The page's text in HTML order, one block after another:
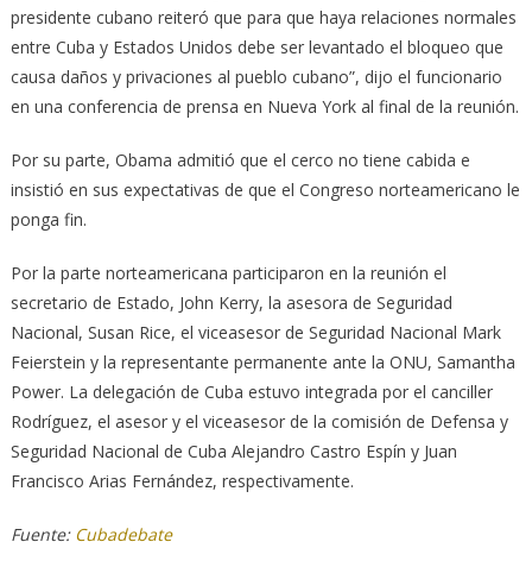
presidente cubano reiteró que para que haya relaciones normales
entre Cuba y Estados Unidos debe ser levantado el bloqueo que
causa daños y privaciones al pueblo cubano”, dijo el funcionario
en una conferencia de prensa en Nueva York al final de la reunión.
Por su parte, Obama admitió que el cerco no tiene cabida e
insistió en sus expectativas de que el Congreso norteamericano le
ponga fin.
Por la parte norteamericana participaron en la reunión el
secretario de Estado, John Kerry, la asesora de Seguridad
Nacional, Susan Rice, el viceasesor de Seguridad Nacional Mark
Feierstein y la representante permanente ante la ONU, Samantha
Power. La delegación de Cuba estuvo integrada por el canciller
Rodríguez, el asesor y el viceasesor de la comisión de Defensa y
Seguridad Nacional de Cuba Alejandro Castro Espín y Juan
Francisco Arias Fernández, respectivamente.
Fuente: Cubadebate